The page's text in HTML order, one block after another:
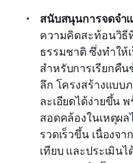
สนับสนุนการจดจำ
ความคิดสะท้อนวิธี
ธรรมชาติ ซึ่งทำให้
สำหรับการเรียกคื
ลึก โครงสร้างแบบ
ละเอียดได้ง่ายขึ้น
สอดคล้องในเหตุผ
รวดเร็วขึ้น เนื่องจ
เทียบ และประเมิน